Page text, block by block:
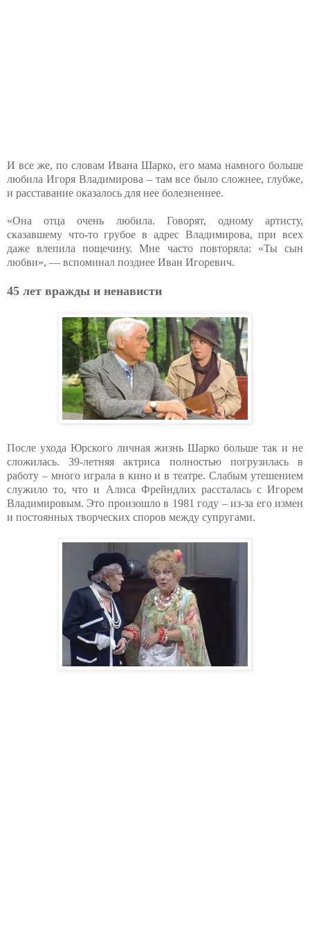
И все же, по словам Ивана Шарко, его мама намного больше
любила Игоря Владимирова – там все было сложнее, глубже,
и расставание оказалось для нее болезненнее.
«Она отца очень любила. Говорят, одному артисту,
сказавшему что-то грубое в адрес Владимирова, при всех
даже влепила пощечину. Мне часто повторяла: «Ты сын
любви», — вспоминал позднее Иван Игоревич.
45 лет вражды и ненависти
После ухода Юрского личная жизнь Шарко больше так и не
сложилась. 39-летняя актриса полностью погрузилась в
работу – много играла в кино и в театре. Слабым утешением
служило то, что и Алиса Фрейндлих рассталась с Игорем
Владимировым. Это произошло в 1981 году – из-за его измен
и постоянных творческих споров между супругами.